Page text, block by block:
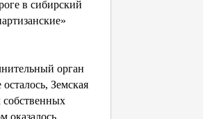
в сибирский
орган
Земская
оказалось,